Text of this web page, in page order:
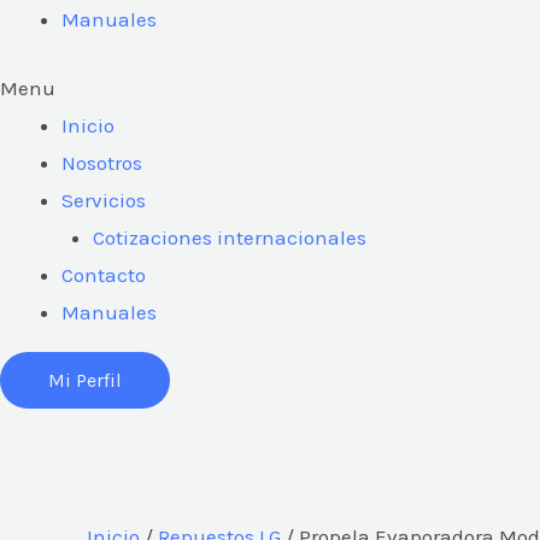
Manuales
Menu
Inicio
Nosotros
Servicios
Cotizaciones internacionales
Contacto
Manuales
Mi Perfil